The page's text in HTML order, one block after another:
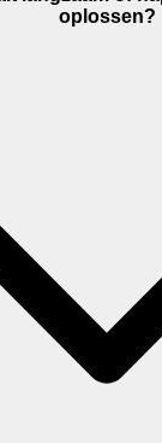
oplossen?